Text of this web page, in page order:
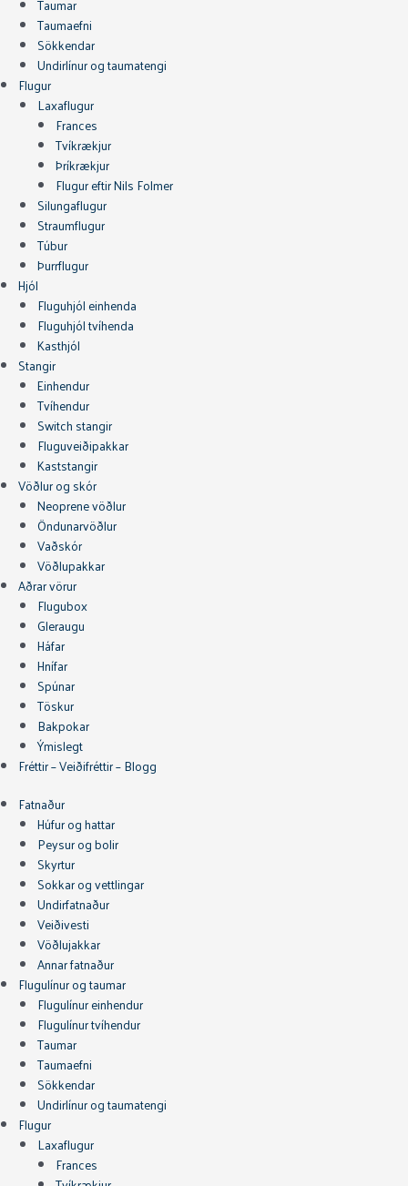
Taumar
Taumaefni
Sökkendar
Undirlínur og taumatengi
Flugur
Laxaflugur
Frances
Tvíkrækjur
Þríkrækjur
Flugur eftir Nils Folmer
Silungaflugur
Straumflugur
Túbur
Þurrflugur
Hjól
Fluguhjól einhenda
Fluguhjól tvíhenda
Kasthjól
Stangir
Einhendur
Tvíhendur
Switch stangir
Fluguveiðipakkar
Kaststangir
Vöðlur og skór
Neoprene vöðlur
Öndunarvöðlur
Vaðskór
Vöðlupakkar
Aðrar vörur
Flugubox
Gleraugu
Háfar
Hnífar
Spúnar
Töskur
Bakpokar
Ýmislegt
Fréttir – Veiðifréttir – Blogg
Fatnaður
Húfur og hattar
Peysur og bolir
Skyrtur
Sokkar og vettlingar
Undirfatnaður
Veiðivesti
Vöðlujakkar
Annar fatnaður
Flugulínur og taumar
Flugulínur einhendur
Flugulínur tvíhendur
Taumar
Taumaefni
Sökkendar
Undirlínur og taumatengi
Flugur
Laxaflugur
Frances